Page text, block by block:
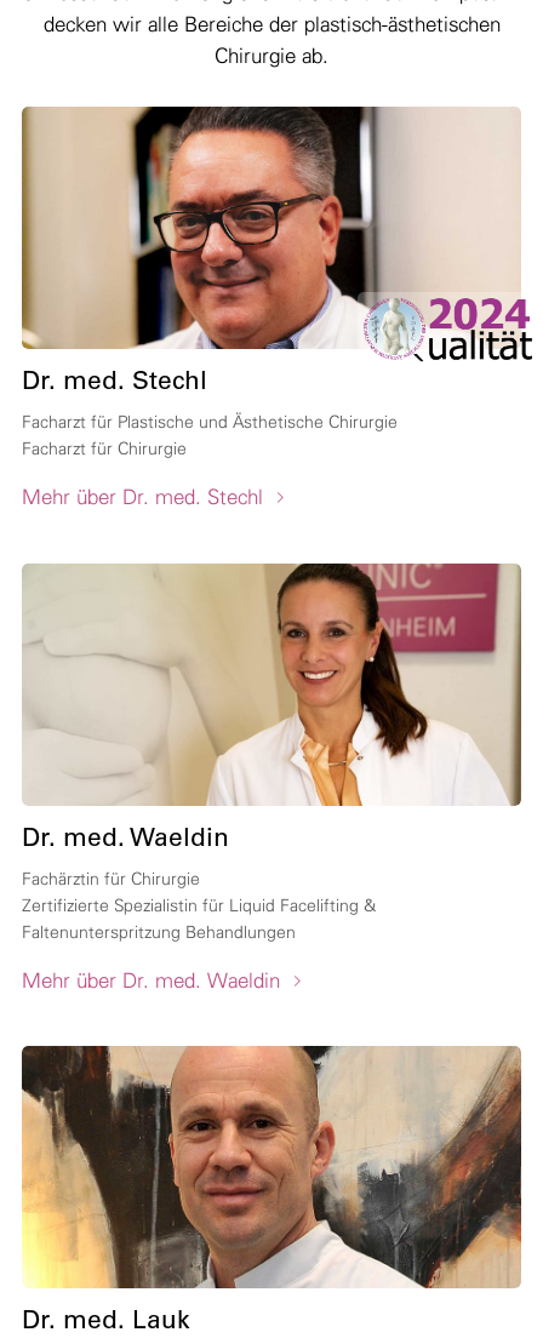
decken wir alle Bereiche der plastisch-ästhetischen
Chirurgie ab.
Dr. med. Stechl
Facharzt für Plastische und Ästhetische Chirurgie
Facharzt für Chirurgie
Mehr über Dr. med. Stechl
Dr. med. Waeldin
Fachärztin für Chirurgie
Zertifizierte Spezialistin für Liquid Facelifting &
Faltenunterspritzung Behandlungen
Mehr über Dr. med. Waeldin
Dr. med. Lauk